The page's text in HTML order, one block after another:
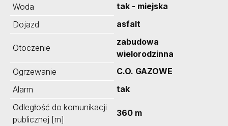
Woda
tak - miejska
Dojazd
asfalt
Otoczenie
zabudowa
wielorodzinna
Ogrzewanie
C.O. GAZOWE
Alarm
tak
Odległość do komunikacji
publicznej [m]
360 m